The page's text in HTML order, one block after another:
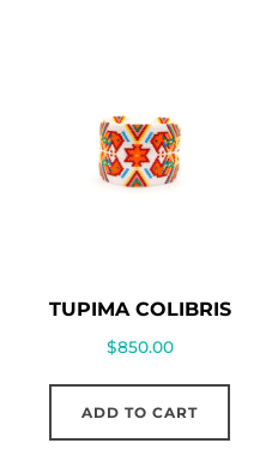
TUPIMA COLIBRIS
$850.00
ADD TO CART